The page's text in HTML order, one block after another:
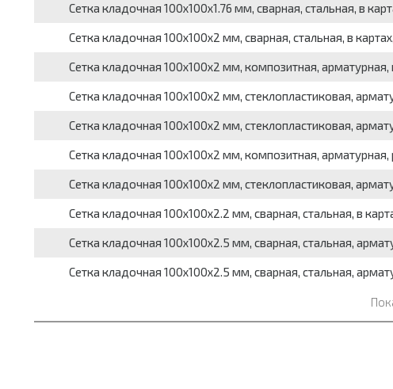
Сетка кладочная 100x100x1.76 мм, сварная, стальная, в
Сетка кладочная 100x100x2 мм, сварная, стальная, в
Сетка кладочная 100x100x2 мм, композитная, арматурная,
Сетка кладочная 100x100x2 мм, стеклопластиковая,
Сетка кладочная 100x100x2 мм, стеклопластиковая,
Сетка кладочная 100x100x2 мм, композитная,
Сетка кладочная 100x100x2 мм, стеклопластиковая,
Сетка кладочная 100x100x2.2 мм, сварная, стальная, в
Сетка кладочная 100x100x2.5 мм, сварная, стальная,
Сетка кладочная 100x100x2.5 мм, сварная, стальная,